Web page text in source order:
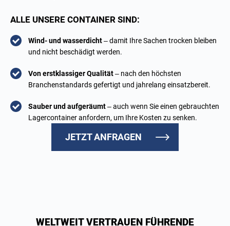
ALLE UNSERE CONTAINER SIND:
Wind- und wasserdicht– damit Ihre Sachen trocken bleiben
und nicht beschädigt werden.
Von erstklassiger Qualität– nach den höchsten
Branchenstandards gefertigt und jahrelang einsatzbereit.
Sauber und aufgeräumt– auch wenn Sie einen gebrauchten
Lagercontainer anfordern, um Ihre Kosten zu senken.
JETZT ANFRAGEN
WELTWEIT VERTRAUEN FÜHRENDE